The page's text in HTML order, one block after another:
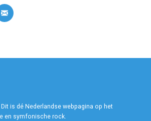
is dé Nederlandse webpagina op het
en symfonische rock.